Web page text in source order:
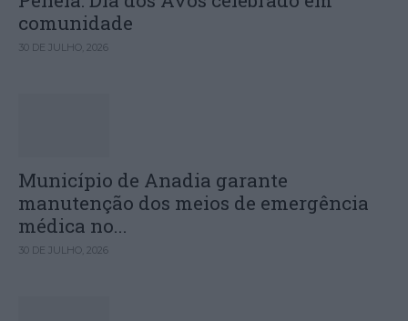
comunidade
30 DE JULHO, 2026
Município de Anadia garante
manutenção dos meios de emergência
médica no...
30 DE JULHO, 2026